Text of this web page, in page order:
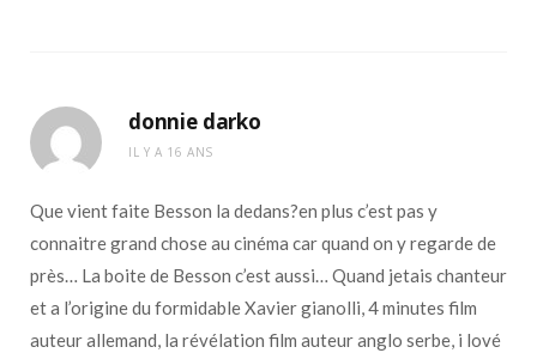
donnie darko
IL Y A 16 ANS
Que vient faite Besson la dedans?en plus c’est pas y
connaitre grand chose au cinéma car quand on y regarde de
près… La boite de Besson c’est aussi… Quand jetais chanteur
et a l’origine du formidable Xavier gianolli, 4 minutes film
auteur allemand, la révélation film auteur anglo serbe, i lové